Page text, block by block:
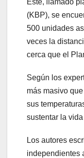
(KBP), se
500 unidades
veces la
cerca que el
Según los
más masivo
sus
sustentar la
Los autores
independientes